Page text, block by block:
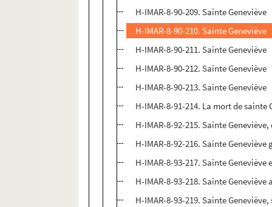
H-IMAR-8-90-209. Sainte Geneviève
H-IMAR-8-90-210. Sainte Geneviève
H-IMAR-8-90-211. Sainte Geneviève
H-IMAR-8-90-212. Sainte Geneviève
H-IMAR-8-90-213. Sainte Geneviève
H-IMAR-8-91-214. La mort de
H-IMAR-8-92-215. Sainte
H-IMAR-8-92-216. Sainte
H-IMAR-8-93-217. Sainte
H-IMAR-8-93-218. Sainte
H-IMAR-8-93-219. Sainte